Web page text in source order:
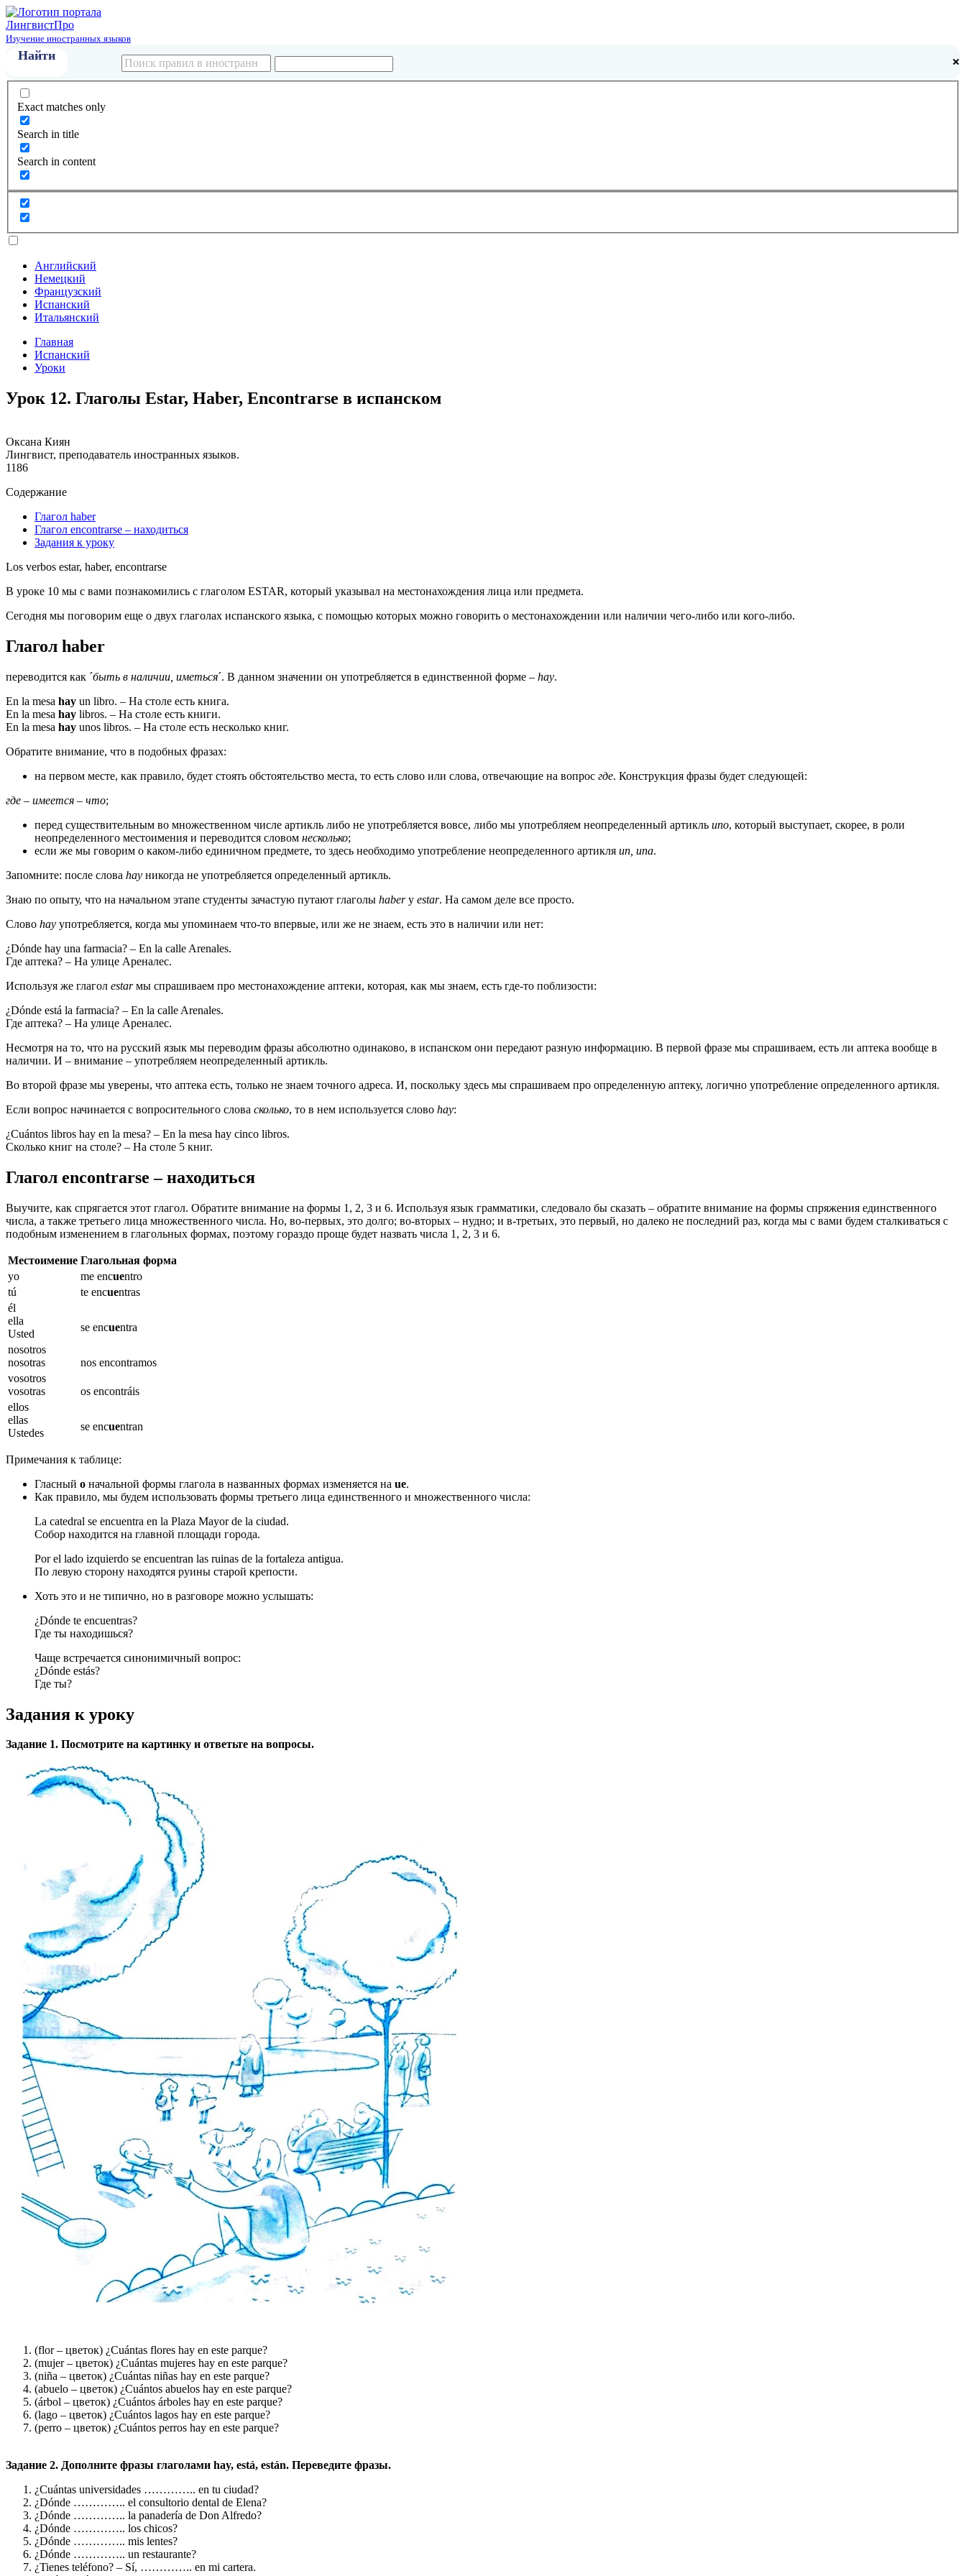
ЛингвистПро
Изучение иностранных языков
Exact matches only
Search in title
Search in content
Английский
Немецкий
Французский
Испанский
Итальянский
Главная
Испанский
Уроки
Урок 12. Глаголы Estar, Haber, Encontrarse в испанском
Оксана Киян
Лингвист, преподаватель иностранных языков.
1186
Содержание
Глагол haber
Глагол encontrarse – находиться
Задания к уроку
Los verbos estar, haber, encontrarse
В уроке 10 мы с вами познакомились с глаголом ESTAR, который указывал на местонахождения лица или предмета.
Сегодня мы поговорим еще о двух глаголах испанского языка, с помощью которых можно говорить о местонахождении или наличии чего-либо или кого-либо.
Глагол haber
переводится как ´быть в наличии, иметься´. В данном значении он употребляется в единственной форме – hay.
En la mesa hay un libro. – На столе есть книга.
En la mesa hay libros. – На столе есть книги.
En la mesa hay unos libros. – На столе есть несколько книг.
Обратите внимание, что в подобных фразах:
на первом месте, как правило, будет стоять обстоятельство места, то есть слово или слова, отвечающие на вопрос где. Конструкция фразы будет следующей:
где – имеется – что;
перед существительным во множественном числе артикль либо не употребляется вовсе, либо мы употребляем неопределенный артикль uno, который выступает, скорее, в роли
неопределенного местоимения и переводится словом несколько;
если же мы говорим о каком-либо единичном предмете, то здесь необходимо употребление неопределенного артикля un una.
Запомните: после слова hay никогда не употребляется определенный артикль.
Знаю по опыту, что на начальном этапе студенты зачастую путают глаголы habery estar. На самом деле все просто.
Слово hay употребляется, когда мы упоминаем что-то впервые, или же не знаем, есть это в наличии или нет:
¿Dónde hay una farmacia? – En la calle Arenales.
Где аптека? – На улице Ареналес.
Используя же глагол estarмы спрашиваем про местонахождение аптеки, которая, как мы знаем, есть где-то поблизости:
¿Dónde está la farmacia? – En la calle Arenales.
Где аптека? – На улице Ареналес.
Несмотря на то, что на русский язык мы переводим фразы абсолютно одинаково, в испанском они передают разную информацию. В первой фразе мы спрашиваем, есть ли аптека вообще в
наличии. И – внимание – употребляем неопределенный артикль.
Во второй фразе мы уверены, что аптека есть, только не знаем точного адреса. И, поскольку здесь мы спрашиваем про определенную аптеку, логично употребление определенного артикля.
Если вопрос начинается с вопросительного слова сколько, то в нем используется слово hay:
¿Cuántos libros hay en la mesa? – En la mesa hay cinco libros.
Сколько книг на столе? – На столе 5 книг.
Глагол encontrarse – находиться
Выучите, как спрягается этот глагол. Обратите внимание на формы 1, 2, 3 и 6. Используя язык грамматики, следовало бы сказать – обратите внимание на формы спряжения единственного
числа, а также третьего лица множественного числа. Но, во-первых, это долго; во-вторых – нудно; и в-третьих, это первый, но далеко не последний раз, когда мы с вами будем сталкиваться с
подобным изменением в глагольных формах, поэтому гораздо проще будет назвать числа 1, 2, 3 и 6.
Местоимение Глагольная форма
yo
me encuentro
tú
te encuentras
él
ella
Usted
se encuentra
nosotros
nosotras
nos encontramos
vosotros
vosotras
os encontráis
ellos
ellas
Ustedes
se encuentran
Примечания к таблице:
Гласный о начальной формы глагола в названных формах изменяется на ue.
Как правило, мы будем использовать формы третьего лица единственного и множественного числа:
La catedral se encuentra en la Plaza Mayor de la ciudad.
Собор находится на главной площади города.
Por el lado izquierdo se encuentran las ruinas de la fortaleza antigua.
По левую сторону находятся руины старой крепости.
Хоть это и не типично, но в разговоре можно услышать:
¿Dónde te encuentras?
Где ты находишься?
Чаще встречается синонимичный вопрос:
¿Dónde estás?
Где ты?
Задания к уроку
Задание 1. Посмотрите на картинку и ответьте на вопросы.
(flor – цветок) ¿Cuántas flores hay en este parque?
(mujer – цветок) ¿Cuántas mujeres hay en este parque?
(niña – цветок) ¿Cuántas niñas hay en este parque?
(abuelo – цветок) ¿Cuántos abuelos hay en este parque?
(árbol – цветок) ¿Cuántos árboles hay en este parque?
(lago – цветок) ¿Cuántos lagos hay en este parque?
(perro – цветок) ¿Cuántos perros hay en este parque?
Задание 2. Дополните фразы глаголами hay, está, están. Переведите фразы.
¿Cuántas universidades ………….. en tu ciudad?
¿Dónde ………….. el consultorio dental de Elena?
¿Dónde ………….. la panadería de Don Alfredo?
¿Dónde ………….. los chicos?
¿Dónde ………….. mis lentes?
¿Dónde ………….. un restaurante?
¿Tienes teléfono? – Sí, ………….. en mi cartera.